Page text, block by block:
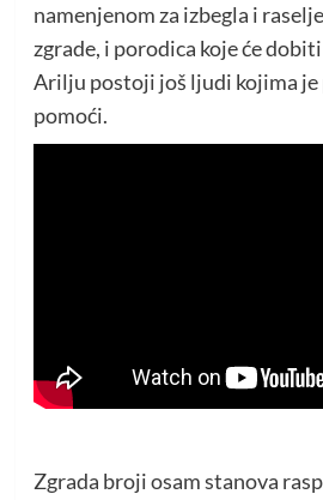
namenjenom za izbegla i
zgrade, i porodica koje će
Arilju postoji još ljudi kojima je
pomoći.
Zgrada broji osam stanova